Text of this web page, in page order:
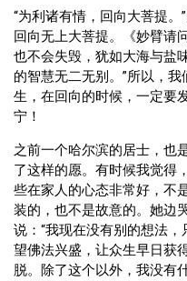
“为利诸有情，回向大菩提
回向无上大菩提。《妙臂请
也不会失毁，犹如大海与盐
的智慧无二无别。”所以，
生，在回向的时候，一定要
宁！
之前一个哈尔滨的居士，也
了这样的愿。有时候我觉得
些在家人的心态非常好，不
装的，也不是故意的。她边
说：“我现在没有别的想法，
望佛法兴盛，让众生早日获
脱。除了这个以外，我没有